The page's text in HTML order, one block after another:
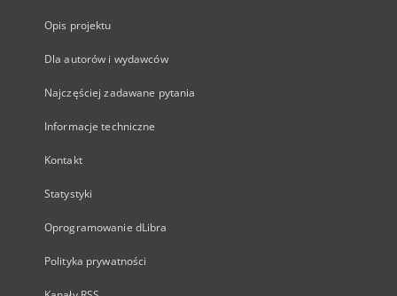
Opis projektu
Dla autorów i wydawców
Najczęściej zadawane pytania
Informacje techniczne
Kontakt
Statystyki
Oprogramowanie dLibra
Polityka prywatności